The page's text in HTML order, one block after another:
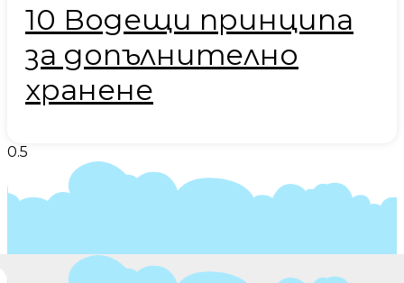
10 Водещи принципа
за допълнително
хранене